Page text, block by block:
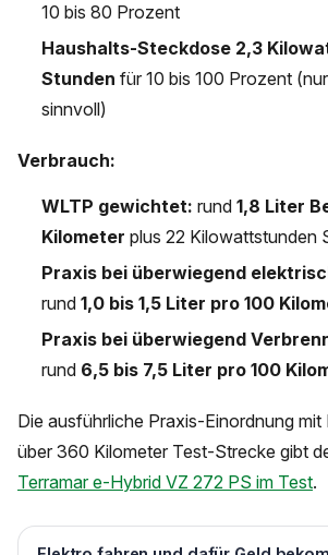
10 bis 80 Prozent
Haushalts-Steckdose 2,3
Stunden für 10 bis 100 Prozent
sinnvoll)
Verbrauch:
WLTP gewichtet: rund 1,8 Liter
Kilometer plus 22 Kilowattstunden
Praxis bei überwiegend
rund 1,0 bis 1,5 Liter pro 100
Praxis bei überwiegend
rund 6,5 bis 7,5 Liter pro 100
Die ausführliche Praxis-Einordnung mit
über 360 Kilometer Test-Strecke gibt
Terramar e-Hybrid VZ 272 PS im Test.